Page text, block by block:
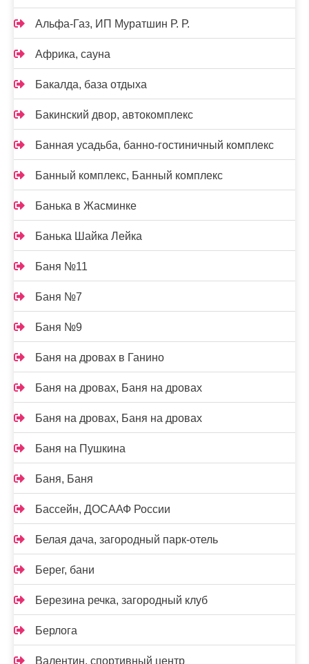
Альфа-Газ, ИП Муратшин Р. Р.
Африка, сауна
Бакалда, база отдыха
Бакинский двор, автокомплекс
Банная усадьба, банно-гостиничный комплекс
Банный комплекс, Банный комплекс
Банька в Жасминке
Банька Шайка Лейка
Баня №11
Баня №7
Баня №9
Баня на дровах в Ганино
Баня на дровах, Баня на дровах
Баня на дровах, Баня на дровах
Баня на Пушкина
Баня, Баня
Бассейн, ДОСААФ России
Белая дача, загородный парк-отель
Берег, бани
Березина речка, загородный клуб
Берлога
Валентин, спортивный центр